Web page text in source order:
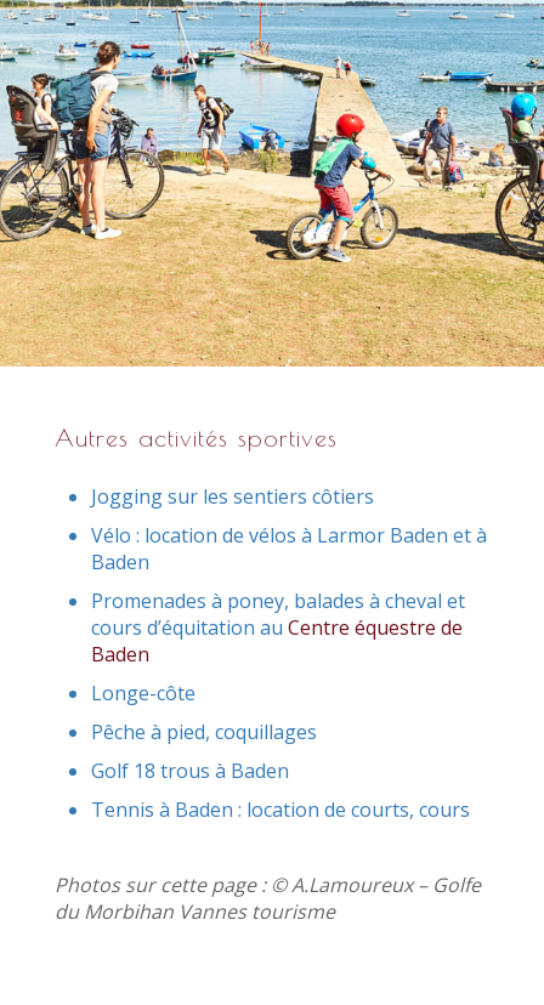
Autres activités sportives
Jogging sur les sentiers côtiers
Vélo : location de vélos à Larmor Baden et à
Baden
Promenades à poney, balades à cheval et
cours d’équitation au Centre équestre de
Baden
Longe-côte
Pêche à pied, coquillages
Golf 18 trous à Baden
Tennis à Baden : location de courts, cours
Photos sur cette page : © A.Lamoureux – Golfe
du Morbihan Vannes tourisme